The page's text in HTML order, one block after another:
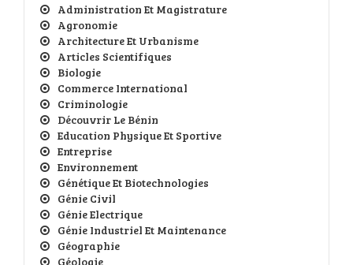
Administration Et Magistrature
Agronomie
Architecture Et Urbanisme
Articles Scientifiques
Biologie
Commerce International
Criminologie
Découvrir Le Bénin
Education Physique Et Sportive
Entreprise
Environnement
Génétique Et Biotechnologies
Génie Civil
Génie Electrique
Génie Industriel Et Maintenance
Géographie
Géologie